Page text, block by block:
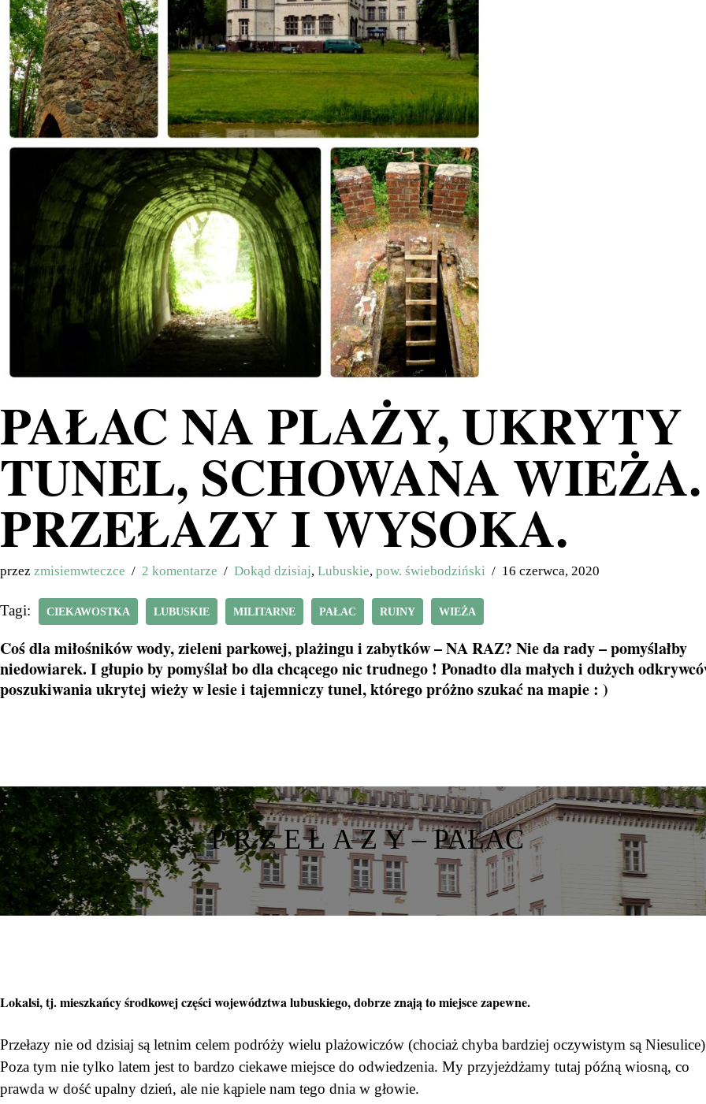
PAŁAC NA PLAŻY, UKRYTY
TUNEL, SCHOWANA WIEŻA.
PRZEŁAZY I WYSOKA.
przez zmisiemwteczce 2 komentarze Dokąd dzisiaj, Lubuskie, pow. świebodziński 16 czerwca, 2020
Tagi: CIEKAWOSTKA LUBUSKIE MILITARNE PAŁAC RUINY WIEŻA
Coś dla miłośników wody, zieleni parkowej, plażingu i zabytków – NA RAZ? Nie da rady – pomyślałby
niedowiarek. I głupio by pomyślał bo dla chcącego nic trudnego ! Ponadto dla małych i dużych
poszukiwania ukrytej wieży w lesie i tajemniczy tunel, którego próżno szukać na mapie : )
P R Z E Ł A Z Y – PAŁAC
Lokalsi, tj. mieszkańcy środkowej części województwa lubuskiego, dobrze znają to miejsce zapewne.
Przełazy nie od dzisiaj są letnim celem podróży wielu plażowiczów (chociaż chyba bardziej oczywistym są
Poza tym nie tylko latem jest to bardzo ciekawe miejsce do odwiedzenia. My przyjeżdżamy tutaj późną wiosną, co
prawda w dość upalny dzień, ale nie kąpiele nam tego dnia w głowie.